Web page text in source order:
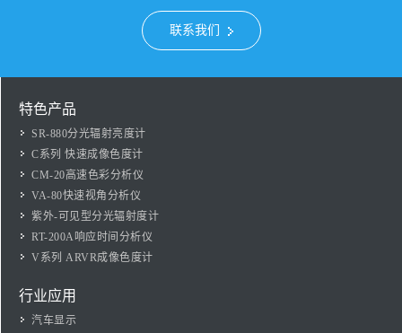
联系我们
特色产品
SR-880分光辐射亮度计
C系列 快速成像色度计
CM-20高速色彩分析仪
VA-80快速视角分析仪
紫外-可见型分光辐射度计
RT-200A响应时间分析仪
V系列 ARVR成像色度计
行业应用
汽车显示